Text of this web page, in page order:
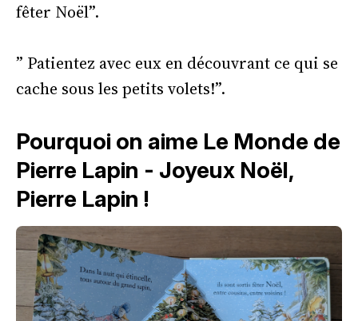
fêter Noël”.
” Patientez avec eux en découvrant ce qui se
cache sous les petits volets!”.
Pourquoi on aime Le Monde de
Pierre Lapin - Joyeux Noël,
Pierre Lapin !